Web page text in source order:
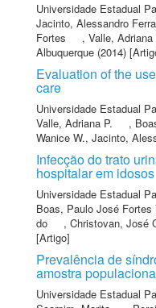
Universidade Estadual
Jacinto, Alessandro
Fortes
, Valle,
Albuquerque (2014)
Evaluation of the
care
Universidade Estadual
Valle, Adriana P.
,
Wanice W., Jacinto,
Infecção do trato
hospitalar em idosos
Universidade Estadual
Boas, Paulo José Fortes
do
, Christovan, José
[Artigo]
Prevalência de
amostra
Universidade Estadual